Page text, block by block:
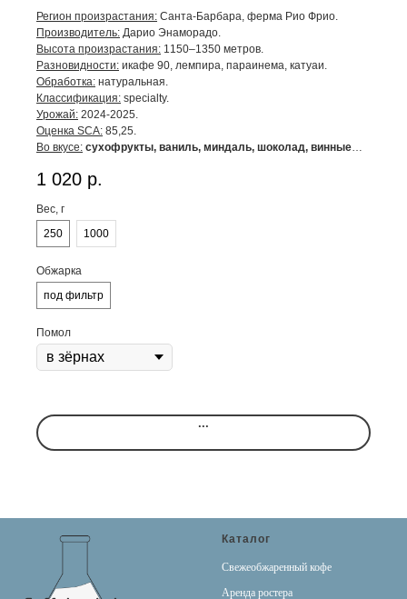
Регион произрастания: Санта-Барбара, ферма Рио Фрио.
Производитель: Дарио Энаморадо.
Высота произрастания: 1150–1350 метров.
Разновидности: икафе 90, лемпира, параинема, катуаи.
Обработка: натуральная.
Классификация: specialty.
Урожай: 2024-2025.
Оценка SCA: 85,25.
Во вкусе: сухофрукты, ваниль, миндаль, шоколад, винные
1 020 р.
Вес, г
250
1000
Обжарка
под фильтр
Помол
...
Каталог
Свежеобжаренный кофе
Аренда ростера